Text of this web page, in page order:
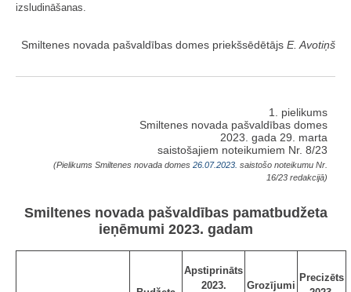
izsludināšanas.
Smiltenes novada pašvaldības domes priekšsēdētājs E. Avotiņš
1. pielikums
Smiltenes novada pašvaldības domes
2023. gada 29. marta
saistošajiem noteikumiem Nr. 8/23
(Pielikums Smiltenes novada domes 26.07.2023. saistošo noteikumu Nr.
16/23 redakcijā)
Smiltenes novada pašvaldības pamatbudžeta
ieņēmumi 2023. gadam
Apstiprināts
2023.
Grozījumi
Precizēts